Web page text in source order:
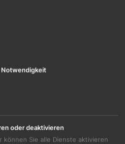
gemäß CSRD.
über 10.000 €
oder deaktivieren
können Sie alle Dienste aktivieren